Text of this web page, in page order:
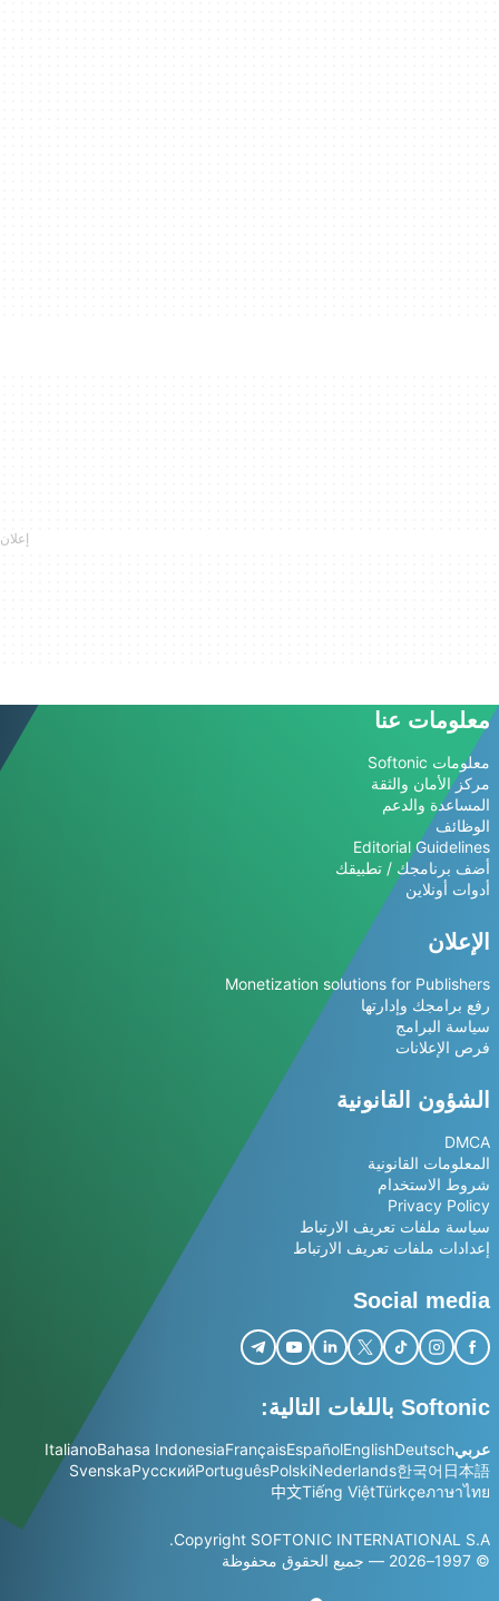
معلومات عنا
معلومات Softonic
مركز الأمان والثقة
المساعدة والدعم
الوظائف
Editorial Guidelines
أضف برنامجك / تطبيقك
أدوات أونلاين
الإعلان
Monetization solutions for Publishers
رفع برامجك وإدارتها
سياسة البرامج
فرص الإعلانات
الشؤون القانونية
DMCA
المعلومات القانونية
شروط الاستخدام
Privacy Policy
سياسة ملفات تعريف الارتباط
إعدادات ملفات تعريف الارتباط
Social media
Softonic باللغات التالية:
عربيDeutsch
English
Español
Français
Bahasa Indonesia
Italiano
日本語
한국어
Nederlands
Polski
Português
Русский
Svenska
ภาษาไทย
Türkçe
Tiếng Việt
中文
Copyright SOFTONIC INTERNATIONAL S.A.
© 1997–2026 — جميع الحقوق محفوظة